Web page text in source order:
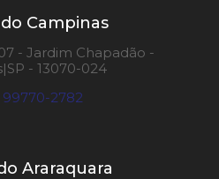
Campinas
- Jardim Chapadão -
- 13070-024
99770-2782
Araraquara